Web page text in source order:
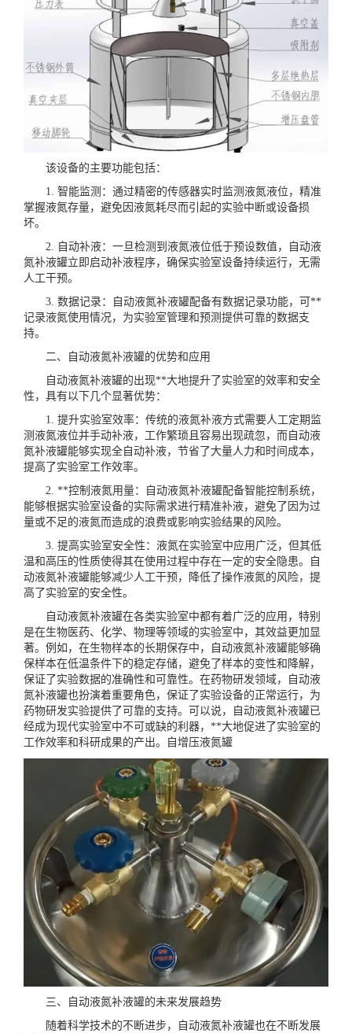
该设备的主要功能包括：
1. 智能监测：通过精密的传感器实时监测液氮液位，精准
掌握液氮存量，避免因液氮耗尽而引起的实验中断或设备损
坏。
2. 自动补液：一旦检测到液氮液位低于预设数值，自动液
氮补液罐立即启动补液程序，确保实验室设备持续运行，无需
人工干预。
3. 数据记录：自动液氮补液罐配备有数据记录功能，可**
记录液氮使用情况，为实验室管理和预测提供可靠的数据支
持。
二、自动液氮补液罐的优势和应用
自动液氮补液罐的出现**大地提升了实验室的效率和安全
性，具有以下几个显著优势：
1. 提升实验室效率：传统的液氮补液方式需要人工定期监
测液氮液位并手动补液，工作繁琐且容易出现疏忽，而自动液
氮补液罐能够实现全自动补液，节省了大量人力和时间成本，
提高了实验室工作效率。
2. **控制液氮用量：自动液氮补液罐配备智能控制系统，
能够根据实验室设备的实际需求进行精准补液，避免了因为过
量或不足的液氮而造成的浪费或影响实验结果的风险。
3. 提高实验室安全性：液氮在实验室中应用广泛，但其低
温和高压的性质使得其在使用过程中存在一定的安全隐患。自
动液氮补液罐能够减少人工干预，降低了操作液氮的风险，提
高了实验室的安全性。
自动液氮补液罐在各类实验室中都有着广泛的应用，特别
是在生物医药、化学、物理等领域的实验室中，其效益更加显
著。例如，在生物样本的长期保存中，自动液氮补液罐能够确
保样本在低温条件下的稳定存储，避免了样本的变性和降解，
保证了实验数据的准确性和可靠性。在药物研发领域，自动液
氮补液罐也扮演着重要角色，保证了实验设备的正常运行，为
药物研发实验提供了可靠的支持。可以说，自动液氮补液罐已
经成为现代实验室中不可或缺的利器，**大地促进了实验室的
工作效率和科研成果的产出。
自增压液氮罐
三、自动液氮补液罐的未来发展趋势
随着科学技术的不断进步，自动液氮补液罐也在不断发展